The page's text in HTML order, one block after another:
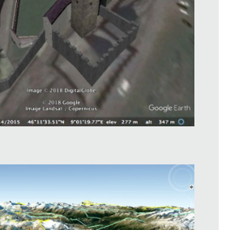
che, contrariamente a chi pensa esse
all’oggetto rappresentato, «le mappe sono
più che un semplice riflesso del
emerge dagli assunti e dalle
di una particolare cultura».
Brotton, ricostruendo la storia recente
rese possibili dalla «rivoluzione
della proiezione di Arno Peters del 1973,
degli anni Settanta, la generazione